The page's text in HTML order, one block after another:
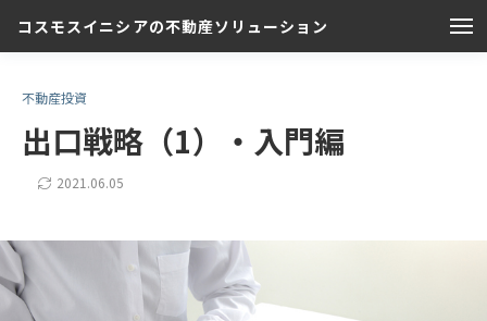
コスモスイニシアの不動産ソリューション
不動産投資
出口戦略（1）・入門編
2021.06.05